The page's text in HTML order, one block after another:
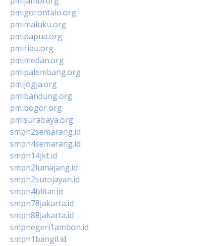
pmigorontalo.org
pmimaluku.org
pmipapua.org
pmiriau.org
pmimedan.org
pmipalembang.org
pmijogja.org
pmibandung.org
pmibogor.org
pmisurabaya.org
smpn2semarang.id
smpn4semarang.id
smpn14jkt.id
smpn2lumajang.id
smpn2sutojayan.id
smpn4blitar.id
smpn78jakarta.id
smpn88jakarta.id
smpnegeri1ambon.id
smpn1bangil.id